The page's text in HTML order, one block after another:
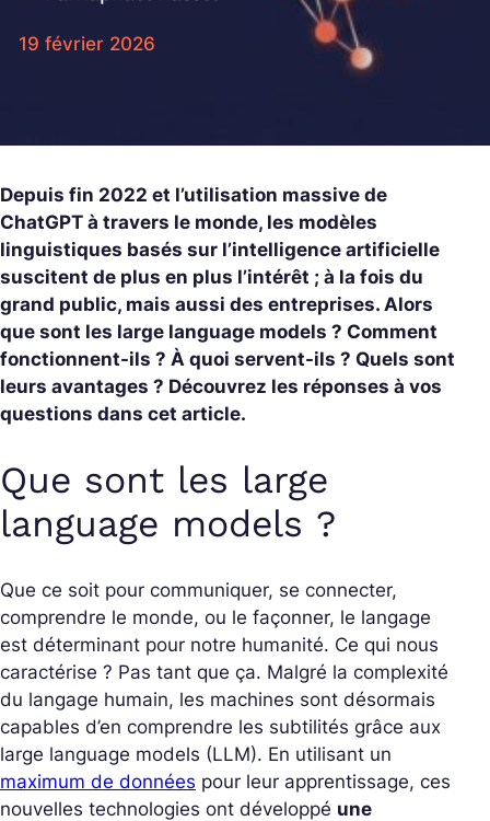
19 février 2026
Depuis fin 2022 et l’utilisation massive de
ChatGPT à travers le monde, les modèles
linguistiques basés sur l’intelligence artificielle
suscitent de plus en plus l’intérêt ; à la fois du
grand public, mais aussi des entreprises. Alors
que sont les large language models ? Comment
fonctionnent-ils ? À quoi servent-ils ? Quels sont
leurs avantages ? Découvrez les réponses à vos
questions dans cet article.
Que sont les large
language models ?
Que ce soit pour communiquer, se connecter,
comprendre le monde, ou le façonner, le langage
est déterminant pour notre humanité. Ce qui nous
caractérise ? Pas tant que ça. Malgré la complexité
du langage humain, les machines sont désormais
capables d’en comprendre les subtilités grâce aux
large language models (LLM). En utilisant un
maximum de données pour leur apprentissage, ces
nouvelles technologies ont développé une